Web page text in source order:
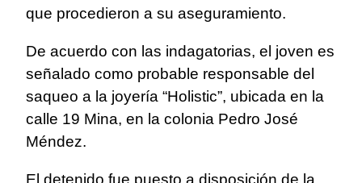
que procedieron a su aseguramiento.
De acuerdo con las indagatorias, el joven es
señalado como probable responsable del
saqueo a la joyería “Holistic”, ubicada en la
calle 19 Mina, en la colonia Pedro José
Méndez.
El detenido fue puesto a disposición de la